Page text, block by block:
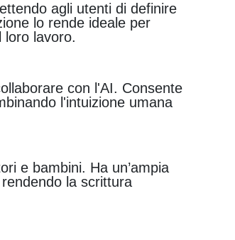
agli utenti di definire
lo rende ideale per
loro lavoro.
con l'AI. Consente
l'intuizione umana
e bambini. Ha un’ampia
la scrittura